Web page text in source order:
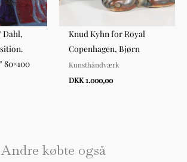
Dahl,
80×100
Knud Kyhn for Royal
Copenhagen, Bjørn
Kunsthåndværk
DKK 1.000,00
Andre købte også